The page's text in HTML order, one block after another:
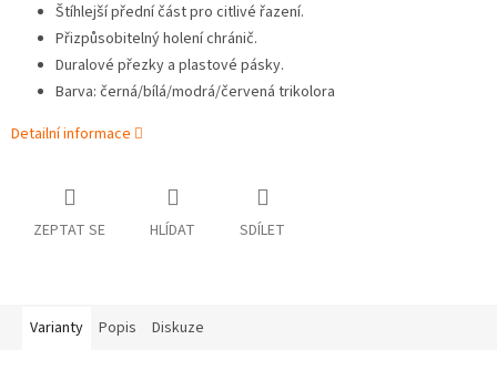
Štíhlejší přední část pro citlivé řazení.
Přizpůsobitelný holení chránič.
Duralové přezky a plastové pásky.
Barva: černá/bílá/modrá/červená trikolora
Detailní informace
ZEPTAT SE HLÍDAT SDÍLET
Varianty Popis Diskuze